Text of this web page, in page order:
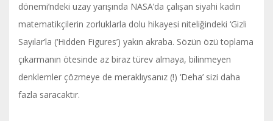
dönemi’ndeki uzay yarışında NASA’da çalışan siyahi kadın
matematikçilerin zorluklarla dolu hikayesi niteliğindeki ‘Gizli
Sayılar’la (‘Hidden Figures’) yakın akraba. Sözün özü toplama
çıkarmanın ötesinde az biraz türev almaya, bilinmeyen
denklemler çözmeye de meraklıysanız (!) ‘Deha’ sizi daha
fazla saracaktır.